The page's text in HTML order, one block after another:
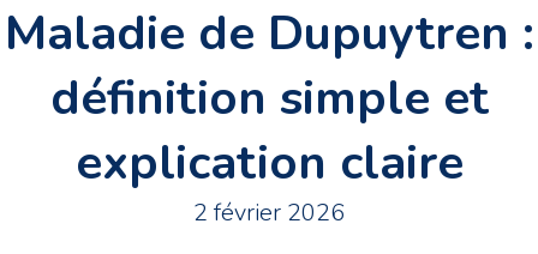
Maladie de Dupuytren :
définition simple et
explication claire
2 février 2026